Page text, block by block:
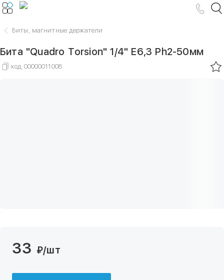
Биты, магнитные держатели
Бита "Quadro Torsion" 1/4" E6,3 Ph2-50мм
код 00000011008
33 ₽/шт